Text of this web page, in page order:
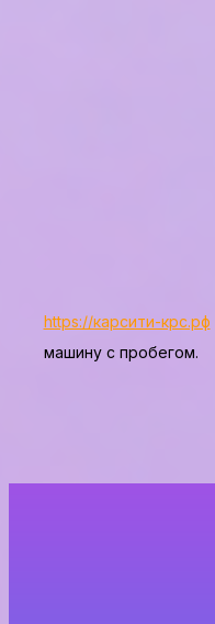
https://карсити-крс.рф
машину с пробегом.